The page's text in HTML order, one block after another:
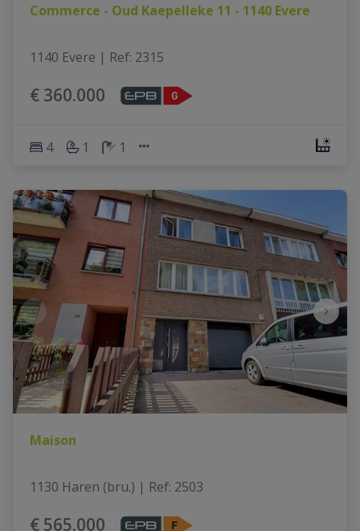
Commerce - Oud Kaepelleke 11 - 1140 Evere
1140 Evere | Ref: 2315
€ 360.000
4 1 1
Maison
1130 Haren (bru.) | Ref: 2503
€ 565.000